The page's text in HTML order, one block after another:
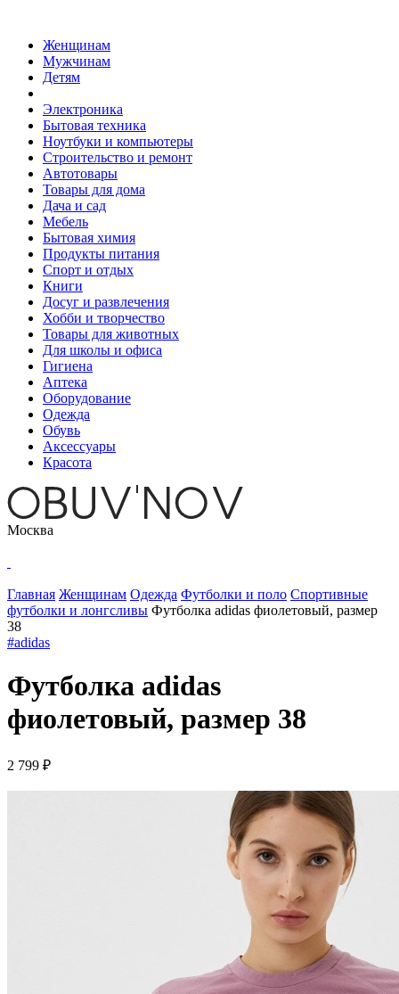
Женщинам
Мужчинам
Детям
Электроника
Бытовая техника
Ноутбуки и компьютеры
Строительство и ремонт
Автотовары
Товары для дома
Дача и сад
Мебель
Бытовая химия
Продукты питания
Спорт и отдых
Книги
Досуг и развлечения
Хобби и творчество
Товары для животных
Для школы и офиса
Гигиена
Аптека
Оборудование
Одежда
Обувь
Аксессуары
Красота
Москва
Главная Женщинам Одежда Футболки и поло Спортивные
футболки и лонгсливы Футболка adidas фиолетовый, размер
38
#adidas
Футболка adidas
фиолетовый, размер 38
2 799 ₽